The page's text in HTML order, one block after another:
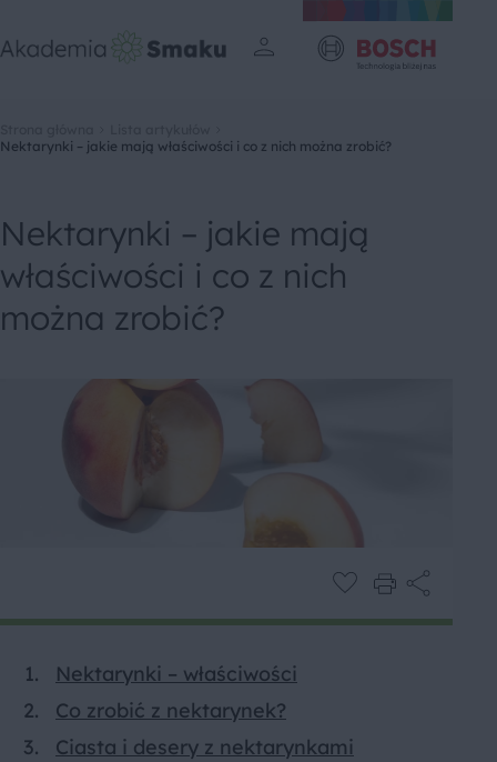
Nektarynki – jakie mają właściwości i co z nich można zrobić?
Nektarynki – jakie mają
właściwości i co z nich
można zrobić?
Nektarynki – właściwości
Co zrobić z nektarynek?
Ciasta i desery z nektarynkami